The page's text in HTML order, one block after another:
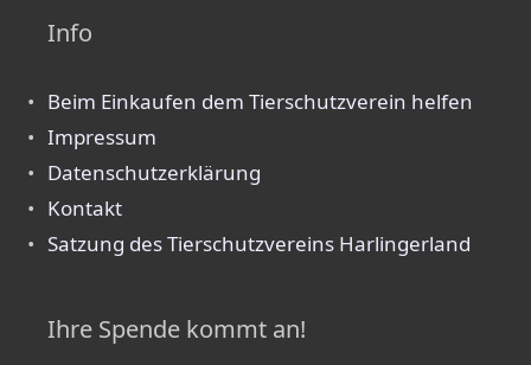
Info
Beim Einkaufen dem Tierschutzverein helfen
Impressum
Datenschutzerklärung
Kontakt
Satzung des Tierschutzvereins Harlingerland
Ihre Spende kommt an!